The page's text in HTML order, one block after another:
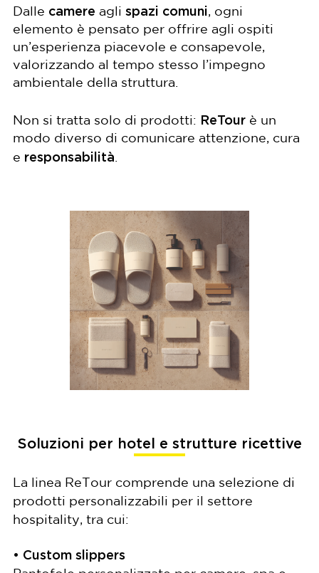
Dalle camere agli spazi comuni, ogni
elemento è pensato per offrire agli ospiti
un’esperienza piacevole e consapevole,
valorizzando al tempo stesso l’impegno
ambientale della struttura.
Non si tratta solo di prodotti: ReTour è un
modo diverso di comunicare attenzione, cura
e responsabilità
Soluzioni per hotel e strutture ricettive
La linea ReTour comprende una selezione di
prodotti personalizzabili per il settore
hospitality, tra cui:
• Custom slippers